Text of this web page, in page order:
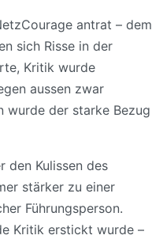
antrat – dem
sich Risse in der
Kritik wurde
aussen zwar
wurde der starke Bezug
den Kulissen des
stärker zu einer
Führungsperson.
Kritik erstickt wurde –